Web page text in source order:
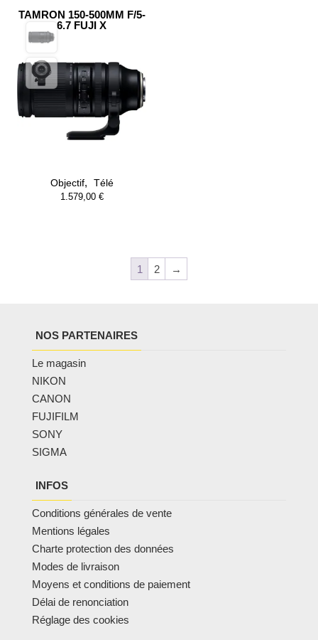
TAMRON 150-500MM F/5-
6.7 FUJI X
Objectif,
Télé
1.579,00 €
1 2 →
NOS PARTENAIRES
Le magasin
NIKON
CANON
FUJIFILM
SONY
SIGMA
INFOS
Conditions générales de vente
Mentions légales
Charte protection des données
Modes de livraison
Moyens et conditions de paiement
Délai de renonciation
Réglage des cookies